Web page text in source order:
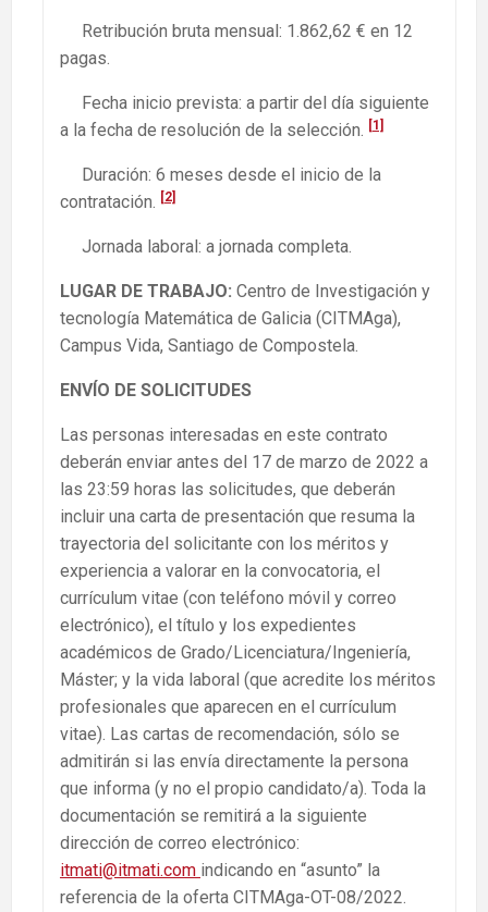
Retribución bruta mensual: 1.862,62 € en 12
pagas.
Fecha inicio prevista: a partir del día siguiente
a la fecha de resolución de la selección. [1]
Duración: 6 meses desde el inicio de la
contratación. [2]
Jornada laboral: a jornada completa.
LUGAR DE TRABAJO: Centro de Investigación y
tecnología Matemática de Galicia (CITMAga),
Campus Vida, Santiago de Compostela.
ENVÍO DE SOLICITUDES
Las personas interesadas en este contrato
deberán enviar antes del 17 de marzo de 2022 a
las 23:59 horas las solicitudes, que deberán
incluir una carta de presentación que resuma la
trayectoria del solicitante con los méritos y
experiencia a valorar en la convocatoria, el
currículum vitae (con teléfono móvil y correo
electrónico), el título y los expedientes
académicos de Grado/Licenciatura/Ingeniería,
Máster; y la vida laboral (que acredite los méritos
profesionales que aparecen en el currículum
vitae). Las cartas de recomendación, sólo se
admitirán si las envía directamente la persona
que informa (y no el propio candidato/a). Toda la
documentación se remitirá a la siguiente
dirección de correo electrónico:
itmati@itmati.com indicando en “asunto” la
referencia de la oferta CITMAga-OT-08/2022.